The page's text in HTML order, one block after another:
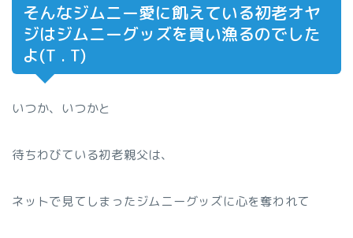
そんなジムニー愛に飢えている初老オヤ
ジはジムニーグッズを買い漁るのでした
よ(T . T)
いつか、いつかと
待ちわびている初老親父は、
ネットで見てしまったジムニーグッズに心を奪われて